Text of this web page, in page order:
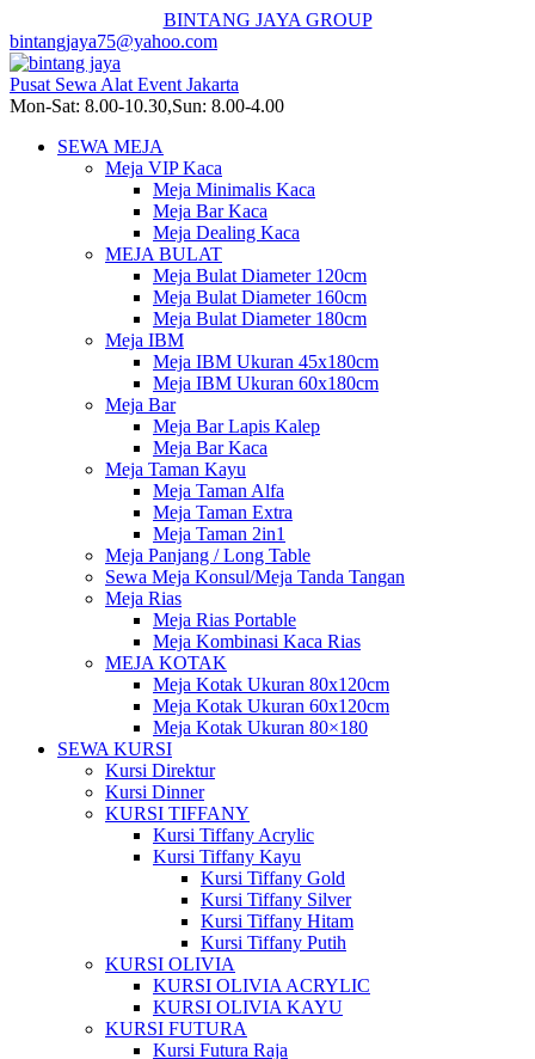
BINTANG JAYA GROUP
bintangjaya75@yahoo.com
Pusat Sewa Alat Event Jakarta
Mon-Sat: 8.00-10.30,Sun: 8.00-4.00
SEWA MEJA
Meja VIP Kaca
Meja Minimalis Kaca
Meja Bar Kaca
Meja Dealing Kaca
MEJA BULAT
Meja Bulat Diameter 120cm
Meja Bulat Diameter 160cm
Meja Bulat Diameter 180cm
Meja IBM
Meja IBM Ukuran 45x180cm
Meja IBM Ukuran 60x180cm
Meja Bar
Meja Bar Lapis Kalep
Meja Bar Kaca
Meja Taman Kayu
Meja Taman Alfa
Meja Taman Extra
Meja Taman 2in1
Meja Panjang / Long Table
Sewa Meja Konsul/Meja Tanda Tangan
Meja Rias
Meja Rias Portable
Meja Kombinasi Kaca Rias
MEJA KOTAK
Meja Kotak Ukuran 80x120cm
Meja Kotak Ukuran 60x120cm
Meja Kotak Ukuran 80×180
SEWA KURSI
Kursi Direktur
Kursi Dinner
KURSI TIFFANY
Kursi Tiffany Acrylic
Kursi Tiffany Kayu
Kursi Tiffany Gold
Kursi Tiffany Silver
Kursi Tiffany Hitam
Kursi Tiffany Putih
KURSI OLIVIA
KURSI OLIVIA ACRYLIC
KURSI OLIVIA KAYU
KURSI FUTURA
Kursi Futura Raja